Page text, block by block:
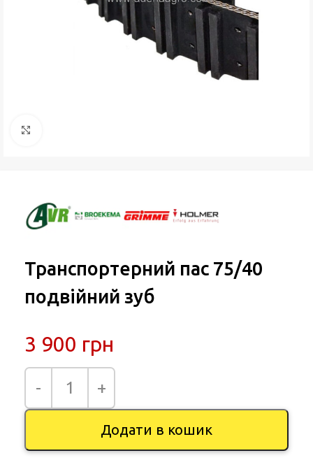
Транспортерний пас 75/40
подвійний зуб
3 900 грн
Додати в кошик